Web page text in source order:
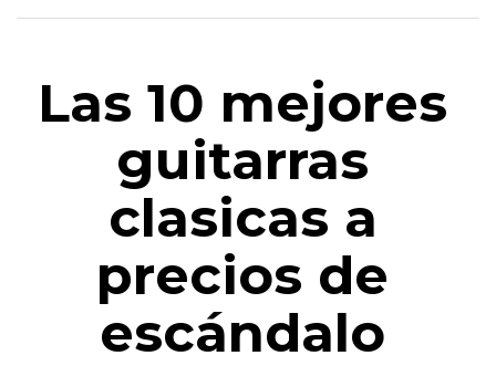
Las 10 mejores
guitarras
clasicas a
precios de
escándalo